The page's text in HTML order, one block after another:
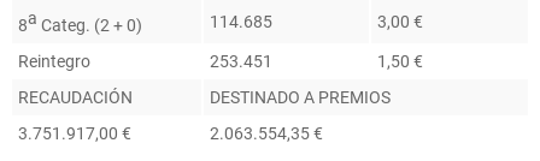
8a Categ. (2 + 0) 114.685 3,00 €
Reintegro 253.451
1,50 €
RECAUDACIÓN
DESTINADO A PREMIOS
3.751.917,00 €
2.063.554,35 €